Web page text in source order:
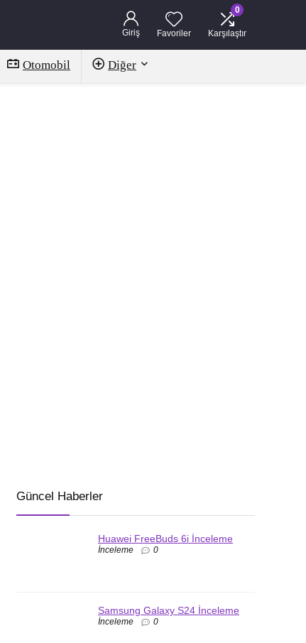
Giriş Favoriler
0
Karşılaştır
Otomobil Diğer
Güncel Haberler
Huawei FreeBuds 6i İnceleme
İnceleme 0
Samsung Galaxy S24 İnceleme
İnceleme 0